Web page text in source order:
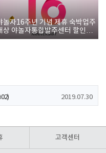
놀자16주년 기념 제휴 숙박업주
상 야놀자통합발주센터 할인쿠
증정
2019.07.30
고객센터